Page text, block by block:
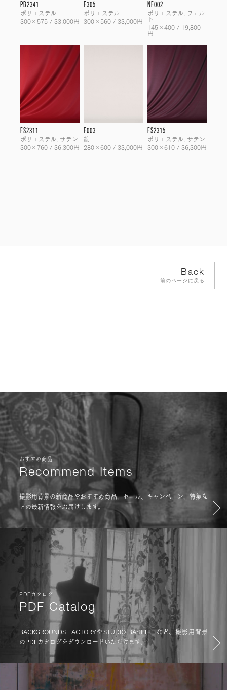
PB2341
ポリエステル
300×575 / 33,000円
F305
ポリエステル
300×560 / 33,000円
NF002
ポリエステル, フェル
ト
145×400 / 19,800-
円
FS2311
ポリエステル, サテン
300×760 / 36,300円
F003
綿
280×600 / 33,000円
FS2315
ポリエステル, サテン
300×610 / 36,300円
Back
前のページに戻る
おすすめ商品
Recommend Items
撮影用背景の新商品やおすすめ商品、セール、キャンペーン、特集な
どの最新情報をお届けします。
PDFカタログ
PDF Catalog
BACKGROUNDS FACTORYやSTUDIO BASTILLEなど、撮影用背景
のPDFカタログをダウンロードいただけます。